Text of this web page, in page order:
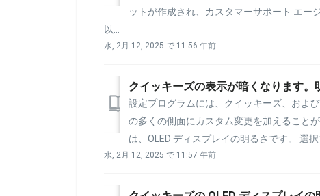
ットが作成され、カスタマーサポート エー
以...
水, 2月 12, 2025 で 11:56 午前
クイッキーズの表示が暗くなります
設定プログラムには、クイッキーズ、およ
の多くの側面にカスタム変更を加えること
は、OLED ディスプレイの明るさです。 選
水, 2月 12, 2025 で 11:57 午前